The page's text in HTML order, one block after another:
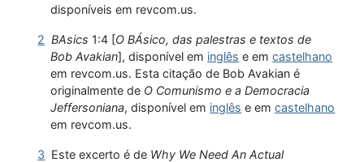
disponíveis em revcom.us.
2 BAsics 1:4 [O BÁsico, das palestras e textos de
Bob Avakian], disponível em inglês e emcastelhano
em revcom.us. Esta citação de Bob Avakian é
originalmente de O Comunismo e a Democracia
Jeffersoniana, disponível em inglês e emcastelhano
em revcom.us.
3 Este excerto é de Why We Need An Actual